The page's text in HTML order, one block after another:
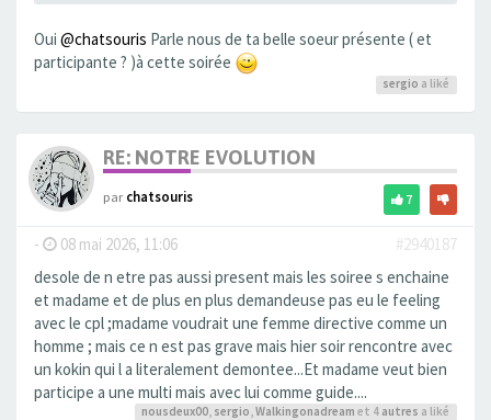
Oui @chatsouris Parle nous de ta belle soeur présente ( et
participante ? )à cette soirée
sergio a liké
RE: NOTRE EVOLUTION
parchatsouris 7
- 08 mai 2026, 11:06
#2940187
desole de n etre pas aussi present mais les soiree s enchaine
et madame et de plus en plus demandeuse pas eu le feeling
avec le cpl ;madame voudrait une femme directive comme un
homme ; mais ce n est pas grave mais hier soir rencontre avec
un kokin qui l a literalement demontee...Et madame veut bien
participe a une multi mais avec lui comme guide....
nousdeux00, sergio,Walkingonadream et 4 autres a liké